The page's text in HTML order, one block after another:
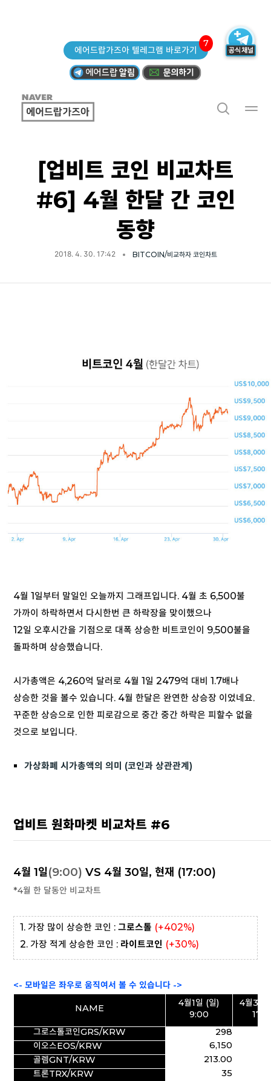
에어드랍가즈아 텔레그램 바로가기
7
[업비트 코인 비교차트
#6] 4월 한달 간 코인
동향
2018. 4. 30. 17:42 BITCOIN/비교하자 코인차트
4월 1일부터 말일인 오늘까지 그래프입니다. 4월 초 6,500불
가까이 하락하면서 다시한번 큰 하락장을 맞이했으나
12일 오후시간을 기점으로 대폭 상승한 비트코인이 9,500불을
돌파하며 상승했습니다.
시가총액은 4,260억 달러로 4월 1일 2479억 대비 1.7배나
상승한 것을 볼수 있습니다. 4월 한달은 완연한 상승장 이었네요.
꾸준한 상승으로 인한 피로감으로 중간 중간 하락은 피할수 없을
것으로 보입니다.
가상화폐 시가총액의 의미 (코인과 상관관계)
업비트 원화마켓 비교차트 #6
4월 1일(9:00) VS 4월 30일, 현재 (17:00)
*4월 한 달동안 비교차트
1. 가장 많이 상승한 코인 : 그로스톨 (+402%)
2. 가장 적게 상승한 코인 : 라이트코인 (+30%)
<- 모바일은 좌우로 움직여서 볼 수 있습니다 ->
NAME
4월1일 (일)
9:00
4월30
그로스톨코인GRS/KRW
298
이오스EOS/KRW
6,150
골렘GNT/KRW
213.00
트론TRX/KRW
35